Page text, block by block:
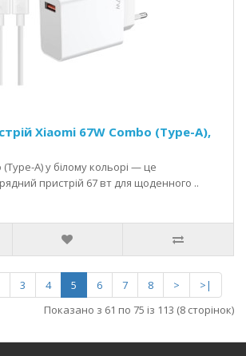
Xiaomi 67W Combo (Type-A),
A) у білому кольорі — це
пристрій 67 вт для щоденного ..
3 4 5 6 7 8 >
>|
Показано з 61 по 75 із 113 (8 сторінок)